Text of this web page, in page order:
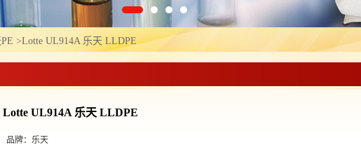
>Lotte UL914A 乐天 LLDPE
Lotte UL914A 乐天 LLDPE
品牌： 乐天